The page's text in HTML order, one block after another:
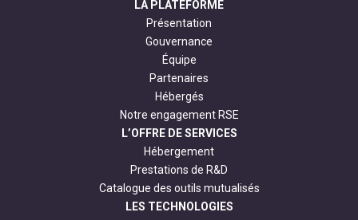
LA PLATEFORME
Présentation
Gouvernance
Équipe
Partenaires
Hébergés
Notre engagement RSE
L’OFFRE DE SERVICES
Hébergement
Prestations de R&D
Catalogue des outils mutualisés
LES TECHNOLOGIES